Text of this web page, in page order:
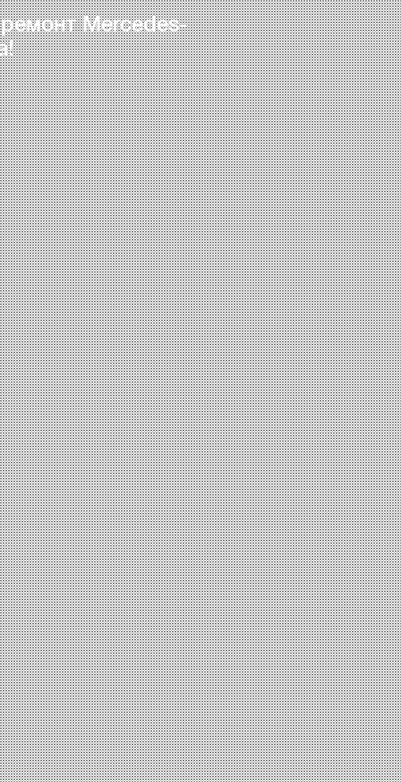
Mercedes-